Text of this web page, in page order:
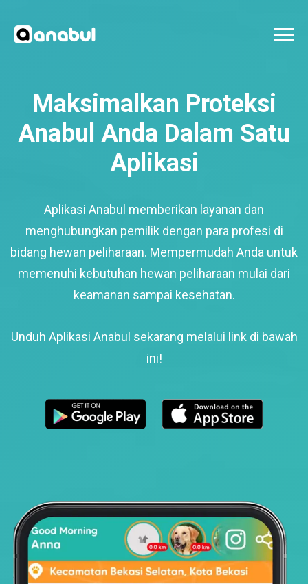
Maksimalkan Proteksi
Anabul Anda Dalam Satu
Aplikasi
Aplikasi Anabul memberikan layanan dan
menghubungkan pemilik dengan para profesi di
bidang hewan peliharaan. Mempermudah Anda untuk
memenuhi kebutuhan hewan peliharaan mulai dari
keamanan sampai kesehatan.
Unduh Aplikasi Anabul sekarang melalui link di bawah
ini!